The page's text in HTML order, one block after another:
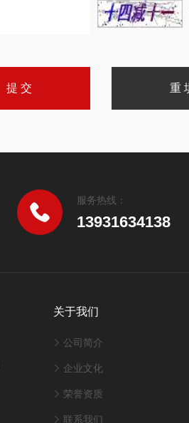
服务热线：
13931634138
关于我们
公司简介
企业文化
荣誉资质
联系我们